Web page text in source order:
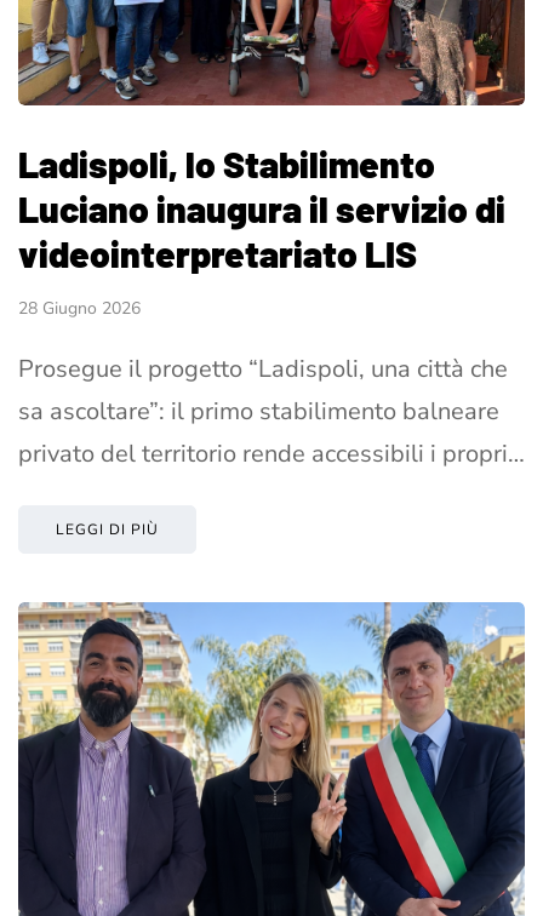
Ladispoli, lo Stabilimento
Luciano inaugura il servizio di
videointerpretariato LIS
28 Giugno 2026
Prosegue il progetto “Ladispoli, una città che
sa ascoltare”: il primo stabilimento balneare
privato del territorio rende accessibili i propri…
LEGGI DI PIÙ